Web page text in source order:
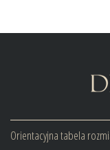
Orientacyjna tabela